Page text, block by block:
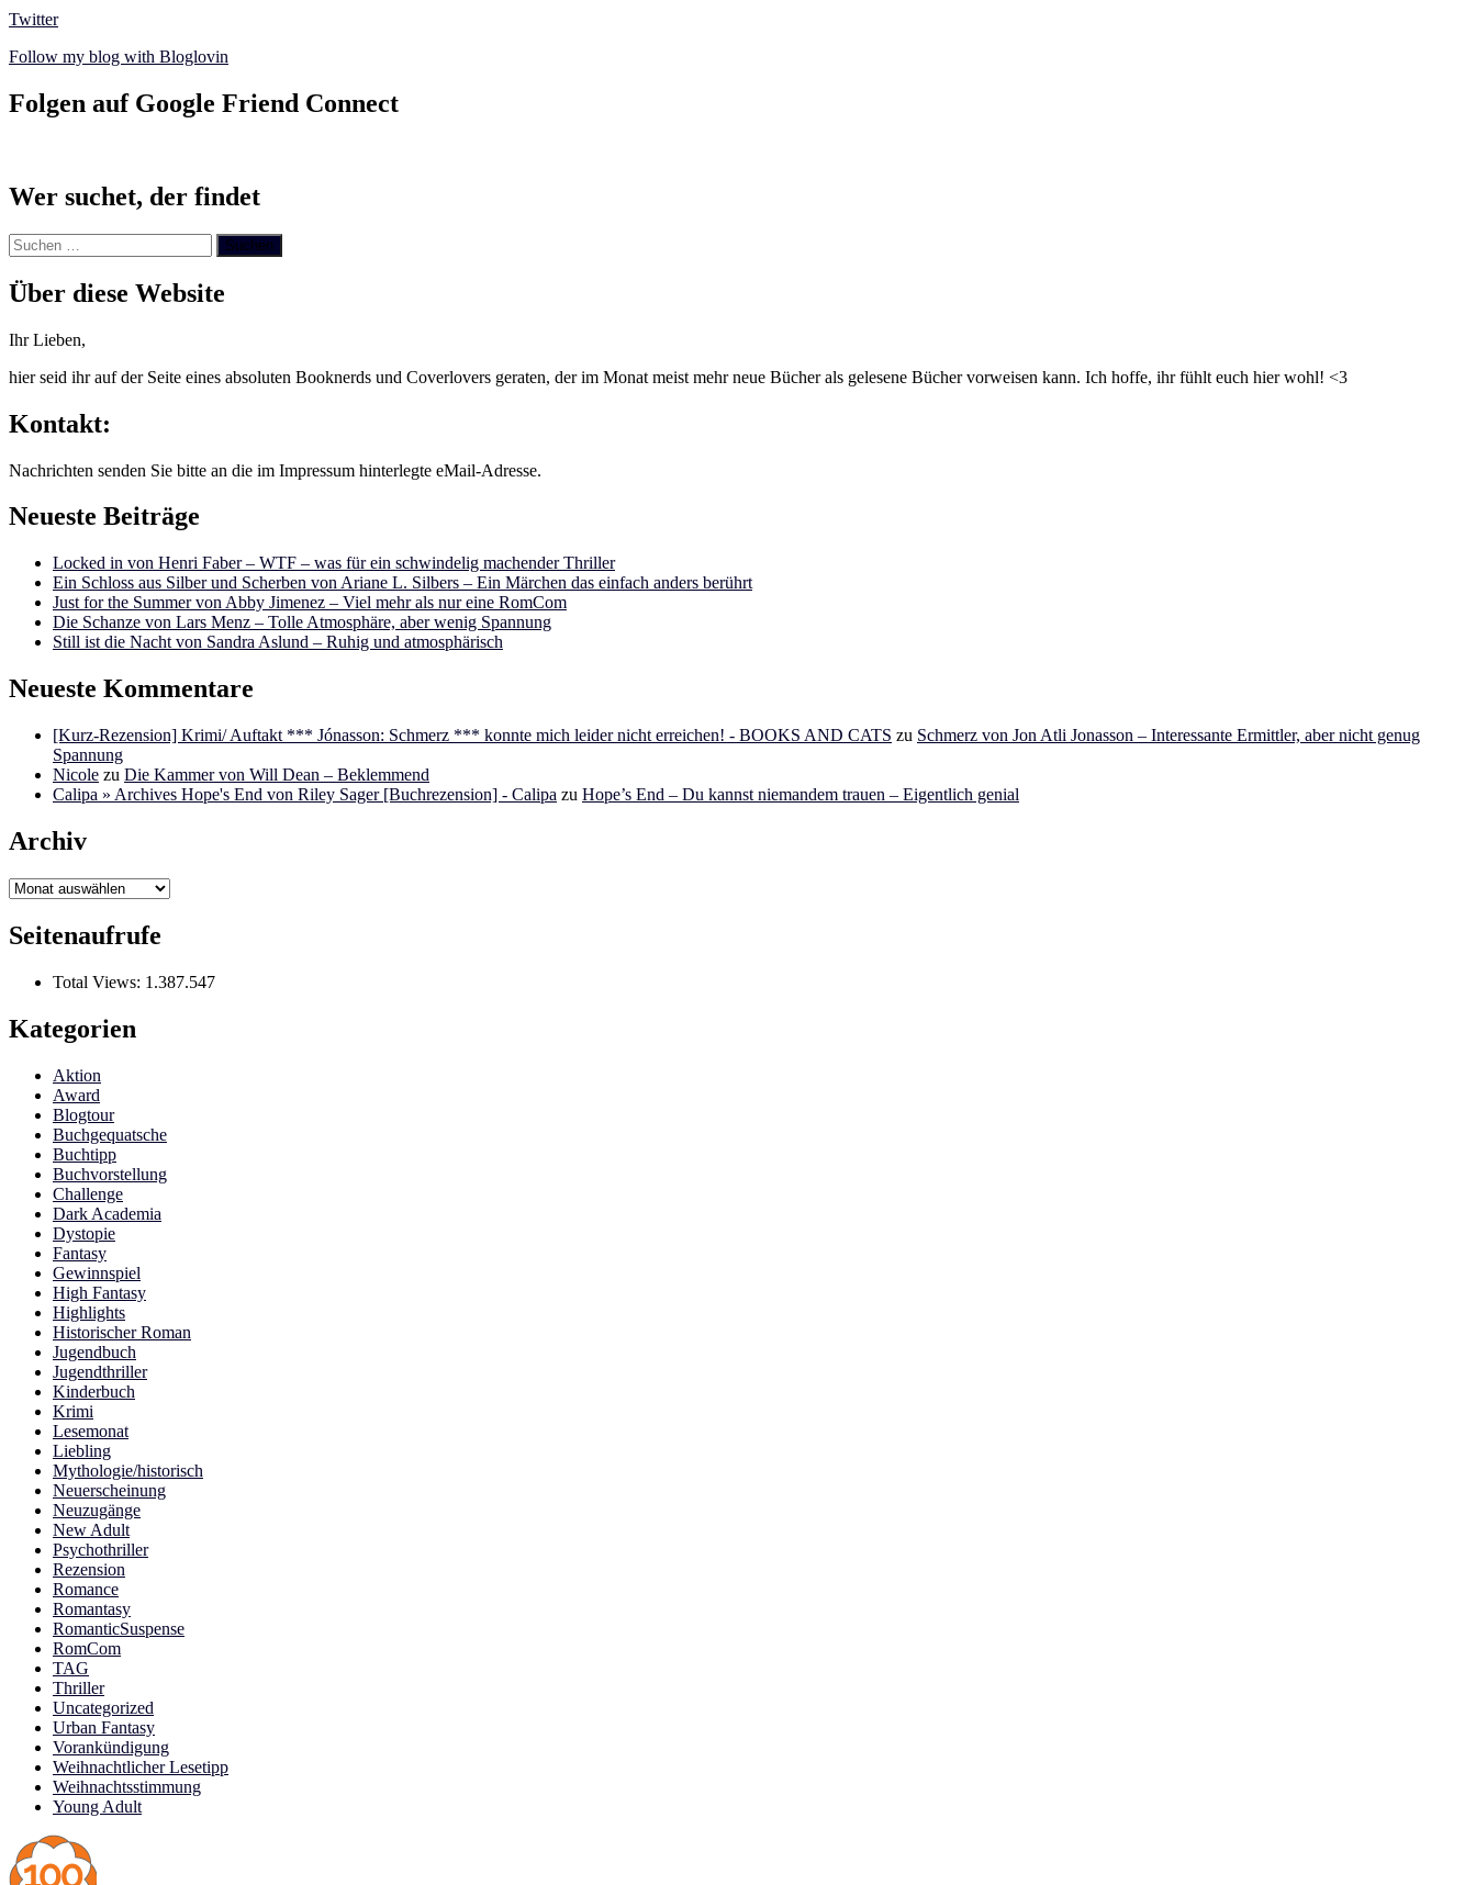
Twitter
Follow my blog with Bloglovin
Folgen auf Google Friend Connect
Wer suchet, der findet
Suchen
nach:
Über diese Website
Ihr Lieben,
hier seid ihr auf der Seite eines absoluten Booknerds und Coverlovers geraten, der im Monat meist mehr neue Bücher als gelesene Bücher vorweisen kann. Ich hoffe, ihr fühlt euch hier wohl! <3
Kontakt:
Nachrichten senden Sie bitte an die im Impressum hinterlegte eMail-Adresse.
Neueste Beiträge
Locked in von Henri Faber – WTF – was für ein schwindelig machender Thriller
Ein Schloss aus Silber und Scherben von Ariane L. Silbers – Ein Märchen das einfach anders berührt
Just for the Summer von Abby Jimenez – Viel mehr als nur eine RomCom
Die Schanze von Lars Menz – Tolle Atmosphäre, aber wenig Spannung
Still ist die Nacht von Sandra Aslund – Ruhig und atmosphärisch
Neueste Kommentare
[Kurz-Rezension] Krimi/ Auftakt *** Jónasson: Schmerz *** konnte mich leider nicht erreichen! - BOOKS AND CATS zu Schmerz von Jon Atli Jonasson – Interessante Ermittler, aber nicht genug
Spannung
Nicole zu Die Kammer von Will Dean – Beklemmend
Calipa » Archives Hope's End von Riley Sager [Buchrezension] - Calipa zu Hope’s End – Du kannst niemandem trauen – Eigentlich genial
Archiv
Archiv
Seitenaufrufe
Total Views: 1.387.547
Kategorien
Aktion
Award
Blogtour
Buchgequatsche
Buchtipp
Buchvorstellung
Challenge
Dark Academia
Dystopie
Fantasy
Gewinnspiel
High Fantasy
Highlights
Historischer Roman
Jugendbuch
Jugendthriller
Kinderbuch
Krimi
Lesemonat
Liebling
Mythologie/historisch
Neuerscheinung
Neuzugänge
New Adult
Psychothriller
Rezension
Romance
Romantasy
RomanticSuspense
RomCom
TAG
Thriller
Uncategorized
Urban Fantasy
Vorankündigung
Weihnachtlicher Lesetipp
Weihnachtsstimmung
Young Adult